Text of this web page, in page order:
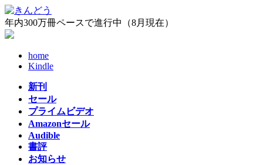
コ
ン
テ
ナ
ビ
ゲ
年内300万冊ペースで進行中（8月現在）
home
Kindle
新刊
セール
プライムビデオ
Amazonセール
Audible
書評
お知らせ